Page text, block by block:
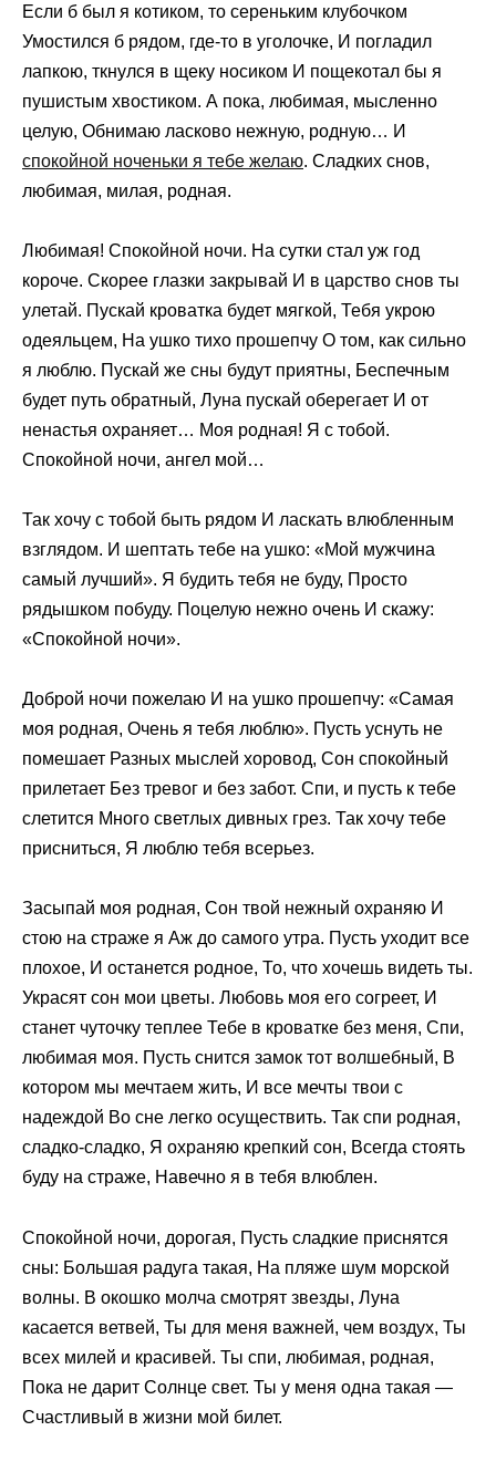
Если б был я котиком, то сереньким клубочком
Умостился б рядом, где-то в уголочке, И погладил
лапкою, ткнулся в щеку носиком И пощекотал бы я
пушистым хвостиком. А пока, любимая, мысленно
целую, Обнимаю ласково нежную, родную… И
спокойной ноченьки я тебе желаю. Сладких снов,
любимая, милая, родная.
Любимая! Спокойной ночи. На сутки стал уж год
короче. Скорее глазки закрывай И в царство снов ты
улетай. Пускай кроватка будет мягкой, Тебя укрою
одеяльцем, На ушко тихо прошепчу О том, как сильно
я люблю. Пускай же сны будут приятны, Беспечным
будет путь обратный, Луна пускай оберегает И от
ненастья охраняет… Моя родная! Я с тобой.
Спокойной ночи, ангел мой…
Так хочу с тобой быть рядом И ласкать влюбленным
взглядом. И шептать тебе на ушко: «Мой мужчина
самый лучший». Я будить тебя не буду, Просто
рядышком побуду. Поцелую нежно очень И скажу:
«Спокойной ночи».
Доброй ночи пожелаю И на ушко прошепчу: «Самая
моя родная, Очень я тебя люблю». Пусть уснуть не
помешает Разных мыслей хоровод, Сон спокойный
прилетает Без тревог и без забот. Спи, и пусть к тебе
слетится Много светлых дивных грез. Так хочу тебе
присниться, Я люблю тебя всерьез.
Засыпай моя родная, Сон твой нежный охраняю И
стою на страже я Аж до самого утра. Пусть уходит все
плохое, И останется родное, То, что хочешь видеть ты.
Украсят сон мои цветы. Любовь моя его согреет, И
станет чуточку теплее Тебе в кроватке без меня, Спи,
любимая моя. Пусть снится замок тот волшебный, В
котором мы мечтаем жить, И все мечты твои с
надеждой Во сне легко осуществить. Так спи родная,
сладко-сладко, Я охраняю крепкий сон, Всегда стоять
буду на страже, Навечно я в тебя влюблен.
Спокойной ночи, дорогая, Пусть сладкие приснятся
сны: Большая радуга такая, На пляже шум морской
волны. В окошко молча смотрят звезды, Луна
касается ветвей, Ты для меня важней, чем воздух, Ты
всех милей и красивей. Ты спи, любимая, родная,
Пока не дарит Солнце свет. Ты у меня одна такая —
Счастливый в жизни мой билет.